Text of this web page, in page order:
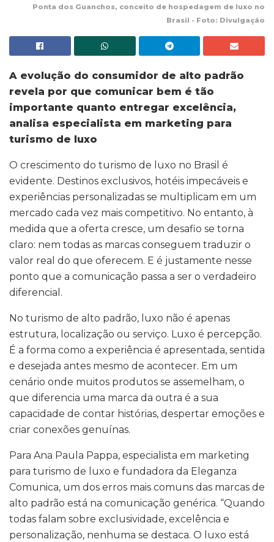
Ponta dos Guanchos, conceito de hospedagem de luxo no
Brasil - Foto: Divulgação
A evolução do consumidor de alto padrão
revela por que comunicar bem é tão
importante quanto entregar excelência,
analisa especialista em marketing para
turismo de luxo
O crescimento do turismo de luxo no Brasil é
evidente. Destinos exclusivos, hotéis impecáveis e
experiências personalizadas se multiplicam em um
mercado cada vez mais competitivo. No entanto, à
medida que a oferta cresce, um desafio se torna
claro: nem todas as marcas conseguem traduzir o
valor real do que oferecem. E é justamente nesse
ponto que a comunicação passa a ser o verdadeiro
diferencial.
No turismo de alto padrão, luxo não é apenas
estrutura, localização ou serviço. Luxo é percepção.
É a forma como a experiência é apresentada, sentida
e desejada antes mesmo de acontecer. Em um
cenário onde muitos produtos se assemelham, o
que diferencia uma marca da outra é a sua
capacidade de contar histórias, despertar emoções e
criar conexões genuínas.
Para Ana Paula Pappa, especialista em marketing
para turismo de luxo e fundadora da Eleganza
Comunica, um dos erros mais comuns das marcas de
alto padrão está na comunicação genérica. “Quando
todas falam sobre exclusividade, excelência e
personalização, nenhuma se destaca. O luxo está